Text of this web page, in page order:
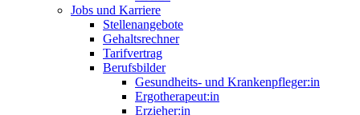
Jobs und Karriere
Stellenangebote
Gehaltsrechner
Tarifvertrag
Berufsbilder
Gesundheits- und Krankenpfleger:in
Ergotherapeut:in
Erzieher:in